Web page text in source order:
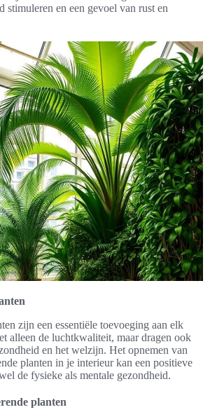
stimuleren en een gevoel van rust en
zijn een essentiële toevoeging aan elk
alleen de luchtkwaliteit, maar dragen ook
en het welzijn. Het opnemen van
planten in je interieur kan een positieve
de fysieke als mentale gezondheid.
planten